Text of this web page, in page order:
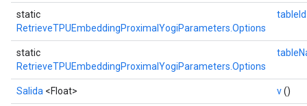
static
RetrieveTPUEmbeddingProximalYogiParameters.Options
tableId
static
RetrieveTPUEmbeddingProximalYogiParameters.Options
Salida <Float> v()